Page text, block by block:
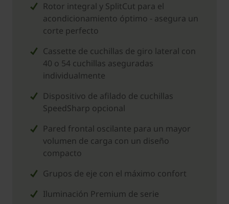
Rotor integral y SplitCut para el
acondicionamiento óptimo - asegura un
corte perfecto
Cassette de cuchillas de giro lateral con
40 o 54 cuchillas aseguradas
individualmente
Dispositivo de afilado de cuchillas
SpeedSharp opcional
Pared frontal oscilante para un mayor
volumen de carga con un diseño
compacto
Grupos de eje con el máximo confort
Iluminación Premium de serie